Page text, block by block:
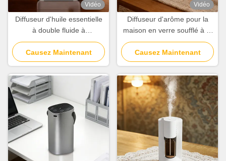
Vidéo
Diffuseur d'huile essentielle
à double fluide à
nébulisation à froid 100 cbm
avec batterie au lithium
rechargeable
Causez Maintenant
Vidéo
Diffuseur d'arôme pour la
maison en verre soufflé à la
main avec préservation du
grain de bois naturel
Causez Maintenant